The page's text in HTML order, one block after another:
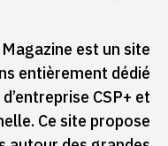
est un site
entièrement dédié
CSP+ et
Ce site propose